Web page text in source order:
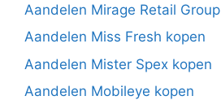
Aandelen Mirage Retail
Aandelen Miss Fresh kopen
Aandelen Mister Spex kopen
Aandelen Mobileye kopen